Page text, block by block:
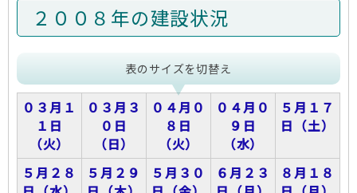
２００８年の建設状況
表のサイズを切替え
０３月１
１日
（火）
０３月３
０日
（日）
０４月０
８日
（火）
０４月０
９日
（水）
５月１７
日（土）
５月２８
５月２９
５月３０
６月２３
８月１８